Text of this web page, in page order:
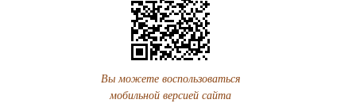
Вы можете воспользоваться
мобильной версией сайта